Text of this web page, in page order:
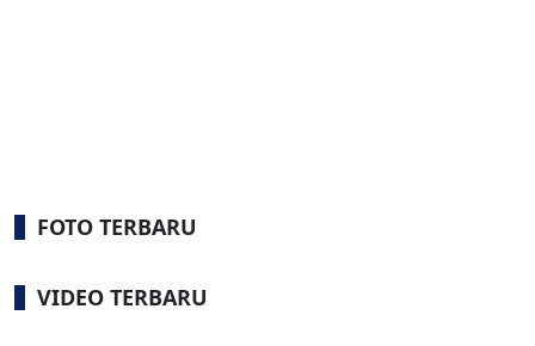
FOTO TERBARU
VIDEO TERBARU